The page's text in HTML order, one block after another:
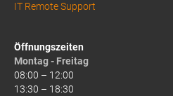
IT Remote Support
Öffnungszeiten
Montag - Freitag
08:00 – 12:00
13:30 – 18:30